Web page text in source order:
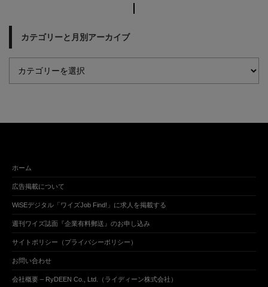
カテゴリーと月別アーカイブ
ホーム
広告掲載について
WiSEデジタル「ワイズJob Find!」に求人を掲載する
週刊ワイズ誌面『企業有料郵送』のお申し込み
サイトポリシー（プライバシーポリシー）
お問い合わせ
会社概要 – RyDEEN Co., Ltd.（ライディーン株式会社）